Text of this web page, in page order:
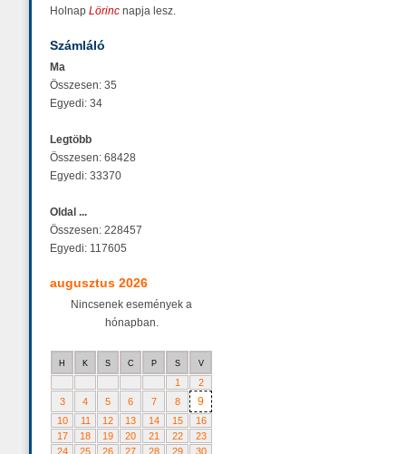
Holnap Lörinc napja lesz.
Számláló
Ma
Összesen: 35
Egyedi: 34
Legtöbb
Összesen: 68428
Egyedi: 33370
Oldal ...
Összesen: 228457
Egyedi: 117605
augusztus 2026
Nincsenek események a
hónapban.
H K S C P S V
1
2
3
4 5 6 7 8 9
10 11 12 13 14 15
16
17
18 19 20 21 22
23
24
25 26 27 28 29
30